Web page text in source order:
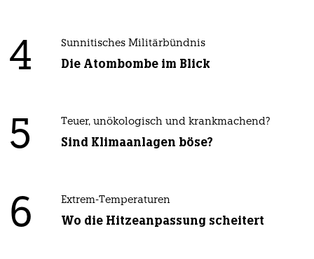
4 Sunnitisches Militärbündnis
Die Atombombe im Blick
5 Teuer, unökologisch und krankmachend?
Sind Klimaanlagen böse?
6 Extrem-Temperaturen
Wo die Hitzeanpassung scheitert